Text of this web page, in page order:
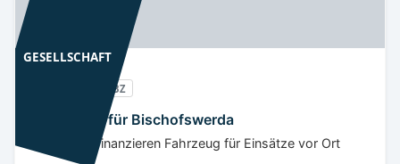
GESELLSCHAFT
BZ
Neuer Van für Bischofswerda
22 Firmen finanzieren Fahrzeug für Einsätze vor Ort